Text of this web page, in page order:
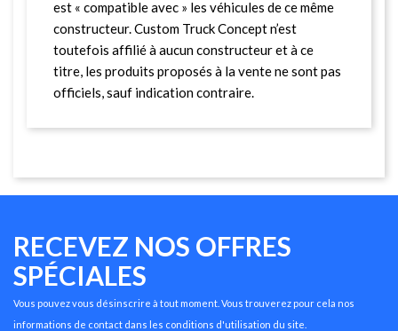
est « compatible avec » les véhicules de ce même
constructeur. Custom Truck Concept n’est
toutefois affilié à aucun constructeur et à ce
titre, les produits proposés à la vente ne sont pas
officiels, sauf indication contraire.
RECEVEZ NOS OFFRES
SPÉCIALES
Vous pouvez vous désinscrire à tout moment. Vous trouverez pour cela nos
informations de contact dans les conditions d'utilisation du site.